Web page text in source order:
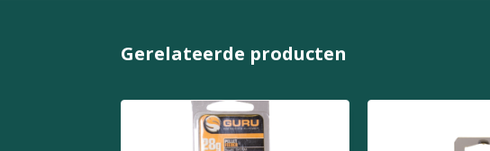
Gerelateerde producten